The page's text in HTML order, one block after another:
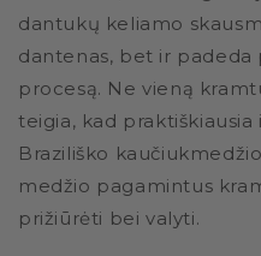
dantukų keliamo
dantenas, bet ir
procesą. Ne vieną
teigia, kad praktiškiausia
Braziliško
medžio pagamintus
prižiūrėti bei valyti.